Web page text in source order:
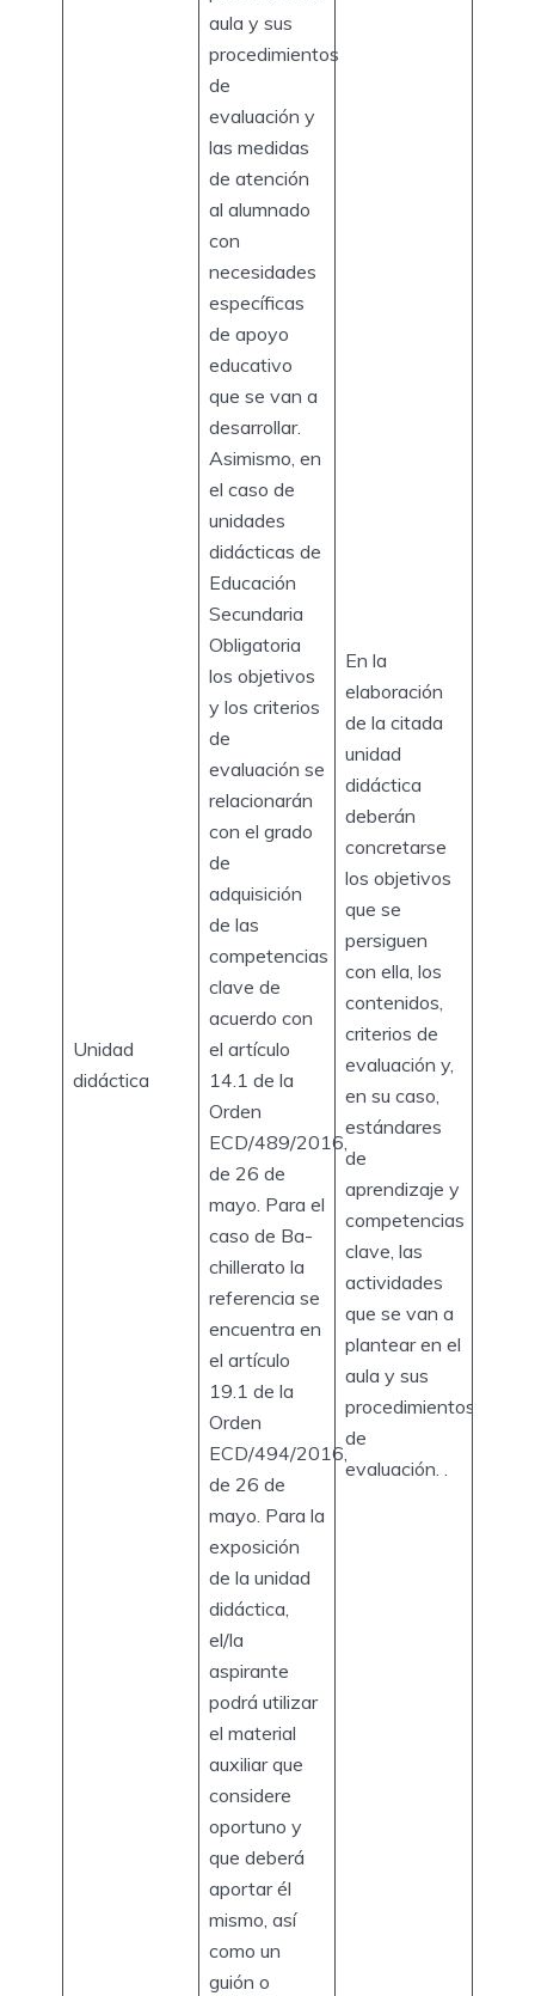
Unidad
didáctica
aula y sus
procedimientos
de
evaluación y
las medidas
de atención
al alumnado
con
necesidades
específicas
de apoyo
educativo
que se van a
desarrollar.
Asimismo, en
el caso de
unidades
didácticas de
Educación
Secundaria
Obligatoria
los objetivos
y los criterios
de
evaluación se
relacionarán
con el grado
de
adquisición
de las
competencias
clave de
acuerdo con
el artículo
14.1 de la
Orden
ECD/489/2016,
de 26 de
mayo. Para el
caso de Ba-
chillerato la
referencia se
encuentra en
el artículo
19.1 de la
Orden
ECD/494/2016,
de 26 de
mayo. Para la
exposición
de la unidad
didáctica,
el/la
aspirante
podrá utilizar
el material
auxiliar que
considere
oportuno y
que deberá
aportar él
mismo, así
como un
guión o
En la
elaboración
de la citada
unidad
didáctica
deberán
concretarse
los objetivos
que se
persiguen
con ella, los
contenidos,
criterios de
evaluación y,
en su caso,
estándares
de
aprendizaje y
competencias
clave, las
actividades
que se van a
plantear en el
aula y sus
procedimientos
de
evaluación. .